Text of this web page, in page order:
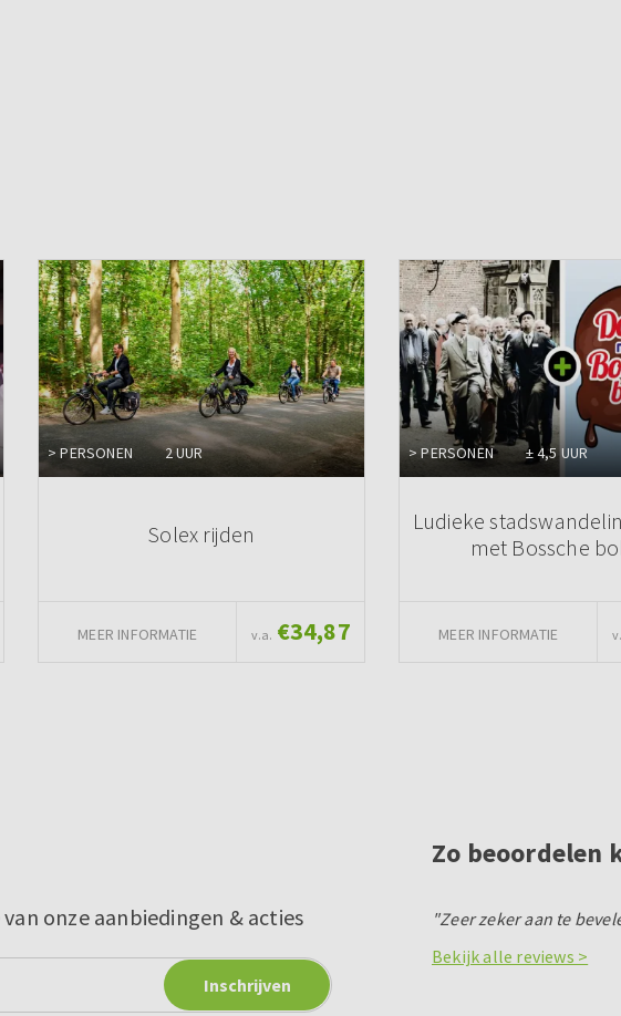
> PERSONEN 2 UUR
Solex rijden
MEER INFORMATIE v.a. €34,87
> PERSONEN ± 4,5 UUR
Ludieke
met Bossche
MEER INFORMATIE
onze aanbiedingen & acties
Zo beoordelen
"Zeer zeker aan te
Bekijk alle reviews >